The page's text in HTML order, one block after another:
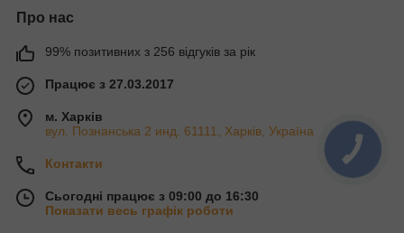
Про нас
99% позитивних з 256 відгуків за рік
Працює з 27.03.2017
м. Харків
вул. Познанська 2 инд. 61111, Харків, Україна
Контакти
Сьогодні працює з 09:00 до 16:30
Показати весь графік роботи